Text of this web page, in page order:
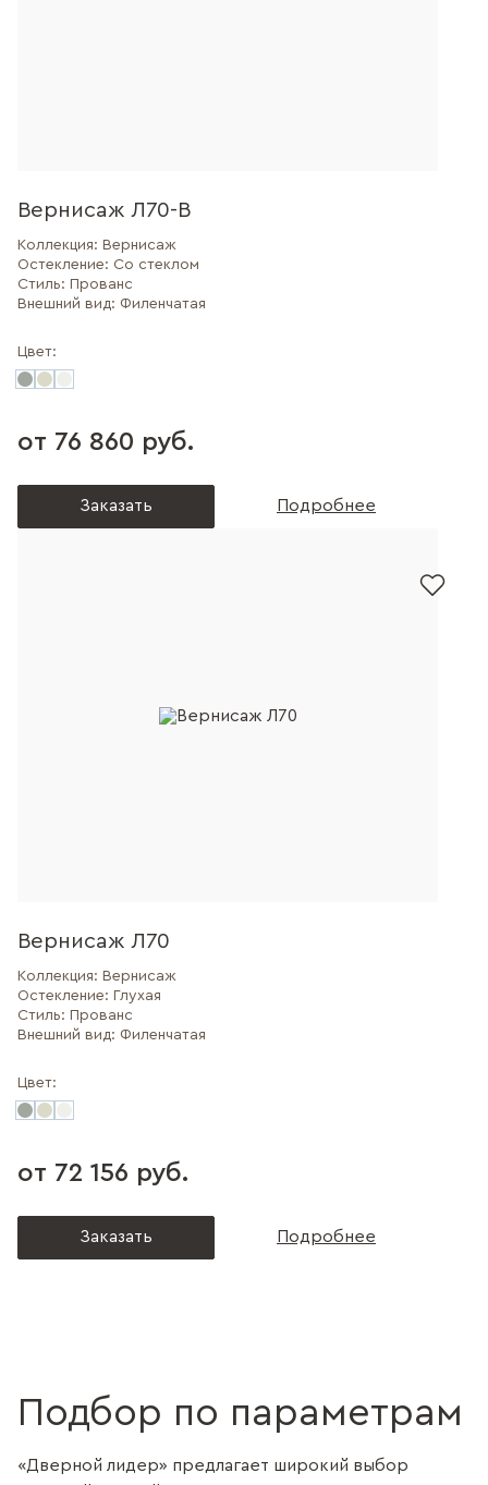
Вернисаж Л70-В
Коллекция: Вернисаж
Остекление: Со стеклом
Стиль: Прованс
Внешний вид: Филенчатая
Цвет:
от 76 860 руб.
Заказать Подробнее
Вернисаж Л70
Коллекция: Вернисаж
Остекление: Глухая
Стиль: Прованс
Внешний вид: Филенчатая
Цвет:
от 72 156 руб.
Заказать Подробнее
Подбор по параметрам
«Дверной лидер» предлагает широкий выбор